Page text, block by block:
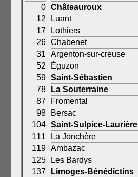
0 Châteauroux
12
Luant
17
Lothiers
26 Chabenet
31
Argenton-sur-creuse
52
Éguzon
59 Saint-Sébastien
78
La Souterraine
87
Fromental
98
Bersac
104 Saint-Sulpice-Laurière
111
La Jonchère
119 Ambazac
125
Les Bardys
137
Limoges-Bénédictins